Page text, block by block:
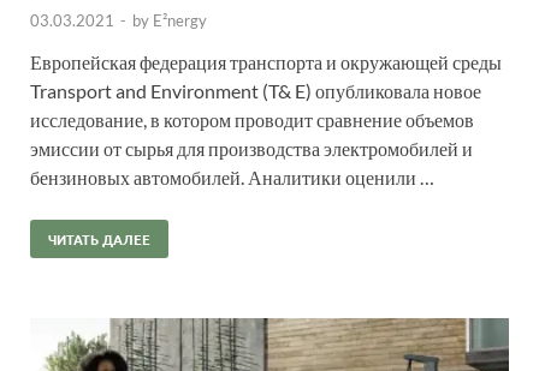
03.03.2021 - by E²nergy
Европейская федерация транспорта и окружающей среды
Transport and Environment (T& E) опубликовала новое
исследование, в котором проводит сравнение объемов
эмиссии от сырья для производства электромобилей и
бензиновых автомобилей. Аналитики оценили …
ЧИТАТЬ ДАЛЕЕ